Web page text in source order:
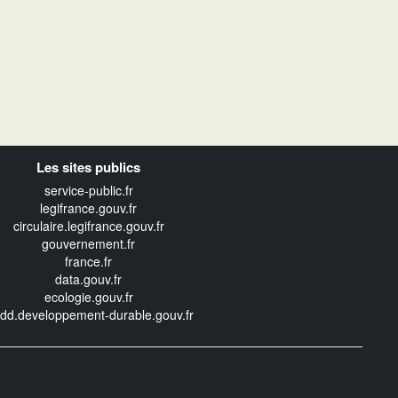
Les sites publics
service-public.fr
legifrance.gouv.fr
circulaire.legifrance.gouv.fr
gouvernement.fr
france.fr
data.gouv.fr
ecologie.gouv.fr
durable.gouv.fr